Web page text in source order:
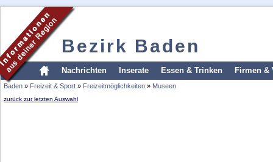
Bezirk Baden
Nachrichten Inserate Essen & Trinken Firmen &
Baden » Freizeit & Sport » Freizeitmöglichkeiten » Museen
zurück zur letzten Auswahl